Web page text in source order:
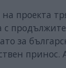
проекта
с
за